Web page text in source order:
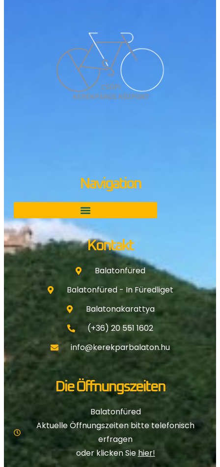
Navigation
Kontakt
Balatonfüred
Balatonfüred - In Füredliget
Balatonakarattya
(+36) 20 551 1602
info@kerekparbalaton.hu
Die Öffnungszeiten
Balatonfüred
Aktuelle Öffnungszeiten bitte telefonisch
erfragen
oder klicken Sie hier!